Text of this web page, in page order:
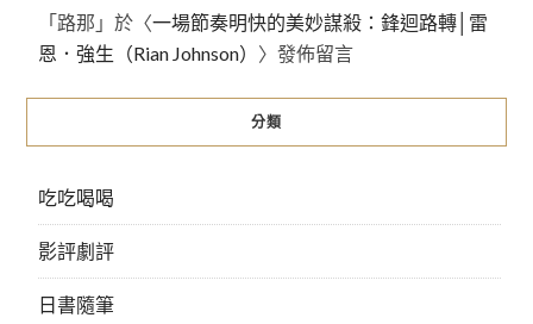
「路那 」於〈一場節奏明快的美妙謀殺：鋒迴路轉│雷
恩．強生（Rian Johnson） 〉發佈留言
分類
吃吃喝喝
影評劇評
日書隨筆